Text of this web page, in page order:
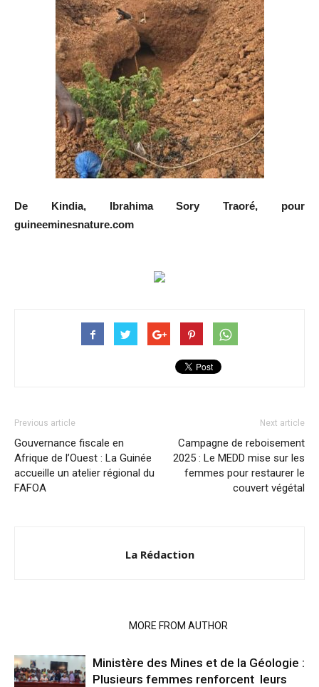
De Kindia, Ibrahima Sory Traoré, pour
guineeminesnature.com
Previous article
Gouvernance fiscale en
Afrique de l’Ouest : La Guinée
accueille un atelier régional du
FAFOA
Next article
Campagne de reboisement
2025 : Le MEDD mise sur les
femmes pour restaurer le
couvert végétal
La Rédaction
MORE FROM AUTHOR
Ministère des Mines et de la Géologie :
Plusieurs femmes renforcent leurs